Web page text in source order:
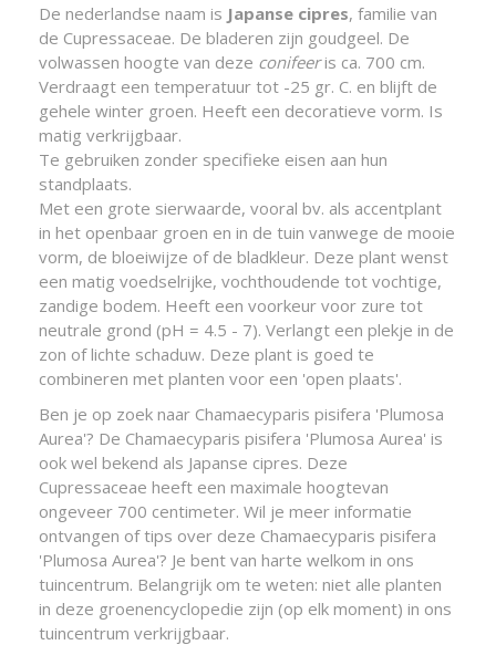
De nederlandse naam is Japanse cipres, familie van
de Cupressaceae. De bladeren zijn goudgeel. De
volwassen hoogte van deze conifeeris ca. 700 cm.
Verdraagt een temperatuur tot -25 gr. C. en blijft de
gehele winter groen. Heeft een decoratieve vorm. Is
matig verkrijgbaar.
Te gebruiken zonder specifieke eisen aan hun
standplaats.
Met een grote sierwaarde, vooral bv. als accentplant
in het openbaar groen en in de tuin vanwege de mooie
vorm, de bloeiwijze of de bladkleur. Deze plant wenst
een matig voedselrijke, vochthoudende tot vochtige,
zandige bodem. Heeft een voorkeur voor zure tot
neutrale grond (pH = 4.5 - 7). Verlangt een plekje in de
zon of lichte schaduw. Deze plant is goed te
combineren met planten voor een 'open plaats'.
Ben je op zoek naar Chamaecyparis pisifera 'Plumosa
Aurea'? De Chamaecyparis pisifera 'Plumosa Aurea' is
ook wel bekend als Japanse cipres. Deze
Cupressaceae heeft een maximale hoogtevan
ongeveer 700 centimeter. Wil je meer informatie
ontvangen of tips over deze Chamaecyparis pisifera
'Plumosa Aurea'? Je bent van harte welkom in ons
tuincentrum. Belangrijk om te weten: niet alle planten
in deze groenencyclopedie zijn (op elk moment) in ons
tuincentrum verkrijgbaar.